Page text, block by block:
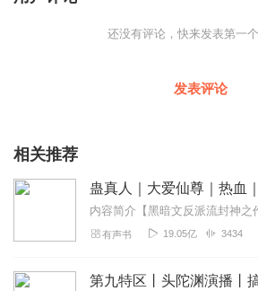
还没有评论，快来发表第一个
发表评论
相关推荐
有声书 19.05亿 3434